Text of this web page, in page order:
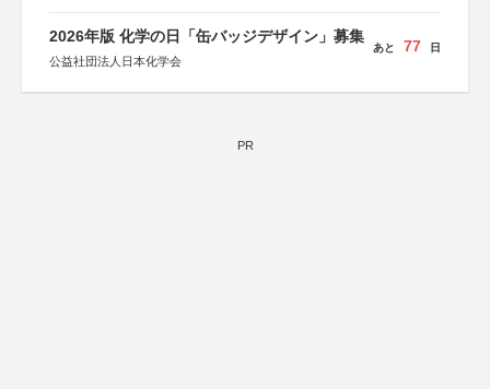
2026年版 化学の日「缶バッジデザイン」募集
公益社団法人日本化学会
あと 77 日
PR